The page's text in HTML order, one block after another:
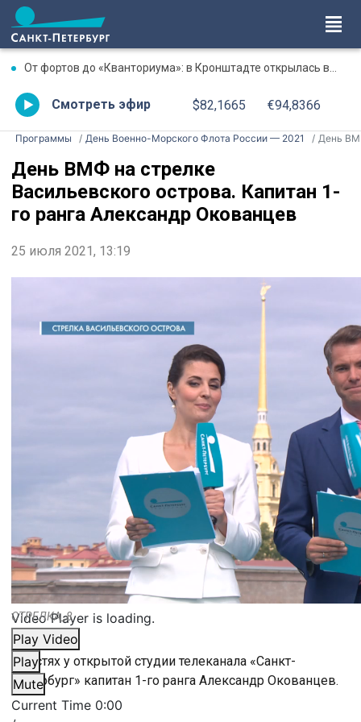
От фортов до «Кванториума»: в Кронштадте открылась выставка достижений района
Смотреть эфир $82,1665 €94,8366
Программы День Военно-Морского Флота России — 2021 День ВМФ на стрелке Васильевского острова. Капитан 1-го ранга Александр Окованцев
День ВМФ на стрелке
Васильевского острова. Капитан 1-
го ранга Александр Окованцев
25 июля 2021, 13:19
Video Player is loading.
Play Video
Play
Mute
Current Time 0:00
СТРЕЛКА_8
В гостях у открытой студии телеканала «Санкт-
Петербург» капитан 1-го ранга Александр Окованцев.